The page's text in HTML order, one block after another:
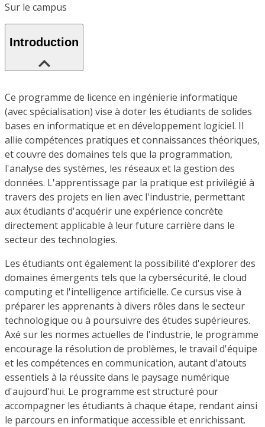
Sur le campus
Introduction
Ce programme de licence en ingénierie informatique
(avec spécialisation) vise à doter les étudiants de solides
bases en informatique et en développement logiciel. Il
allie compétences pratiques et connaissances théoriques,
et couvre des domaines tels que la programmation,
l'analyse des systèmes, les réseaux et la gestion des
données. L'apprentissage par la pratique est privilégié à
travers des projets en lien avec l'industrie, permettant
aux étudiants d'acquérir une expérience concrète
directement applicable à leur future carrière dans le
secteur des technologies.
Les étudiants ont également la possibilité d'explorer des
domaines émergents tels que la cybersécurité, le cloud
computing et l'intelligence artificielle. Ce cursus vise à
préparer les apprenants à divers rôles dans le secteur
technologique ou à poursuivre des études supérieures.
Axé sur les normes actuelles de l'industrie, le programme
encourage la résolution de problèmes, le travail d'équipe
et les compétences en communication, autant d'atouts
essentiels à la réussite dans le paysage numérique
d'aujourd'hui. Le programme est structuré pour
accompagner les étudiants à chaque étape, rendant ainsi
le parcours en informatique accessible et enrichissant.